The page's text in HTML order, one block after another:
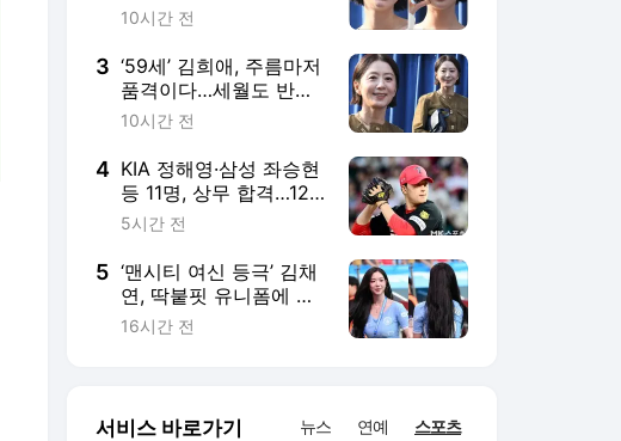
10시간 전
3 ‘59세’ 김희애, 주름마저
품격이다…세월도 반한
우아함
10시간 전
4 KIA 정해영·삼성 좌승현
등 11명, 상무 합격…12
월 입대
5시간 전
5 ‘맨시티 여신 등극’ 김채
연, 딱붙핏 유니폼에 이
런 비밀이?
16시간 전
서비스 바로가기 뉴스 연예 스포츠